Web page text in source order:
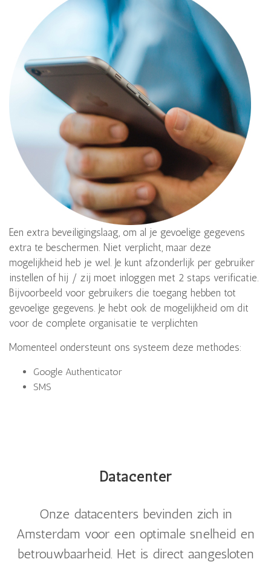
Een extra beveiligingslaag, om al je gevoelige gegevens
extra te beschermen. Niet verplicht, maar deze
mogelijkheid heb je wel. Je kunt afzonderlijk per gebruiker
instellen of hij / zij moet inloggen met 2 staps verificatie.
Bijvoorbeeld voor gebruikers die toegang hebben tot
gevoelige gegevens. Je hebt ook de mogelijkheid om dit
voor de complete organisatie te verplichten
Momenteel ondersteunt ons systeem deze methodes:
Google Authenticator
SMS
Datacenter
Onze datacenters bevinden zich in
Amsterdam voor een optimale snelheid en
betrouwbaarheid. Het is direct aangesloten